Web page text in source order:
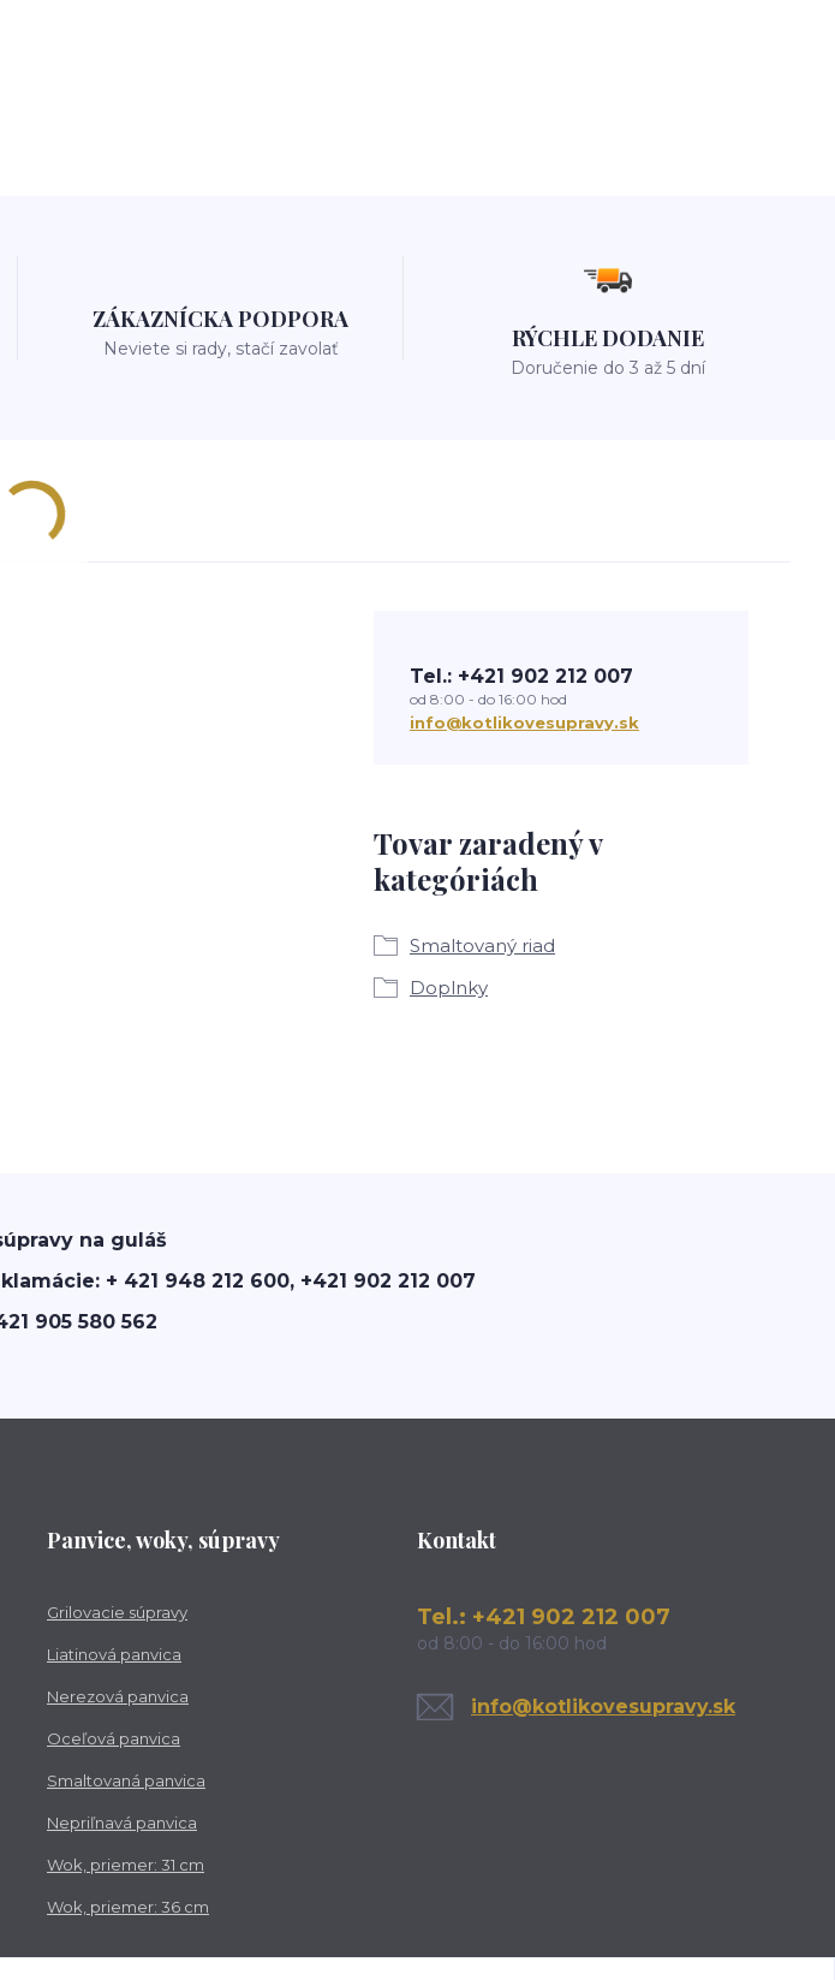
ZÁKAZNÍCKA PODPORA
Neviete si rady, stačí zavolať RÝCHLE DODANIE
Doručenie do 3 až 5 dní
Tovar zaradený v
kategóriách
Smaltovaný riad
Doplnky
Tel.: +421 902 212 007
od 8:00 - do 16:00 hod
info@kotlikovesupravy.sk
na guláš
+ 421 948 212 600, +421 902 212 007
905 580 562
Panvice, woky, súpravy
Grilovacie súpravy
Liatinová panvica
Nerezová panvica
Oceľová panvica
Smaltovaná panvica
Nepriľnavá panvica
Wok, priemer: 31 cm
Wok, priemer: 36 cm
Kontakt
Tel.: +421 902 212 007
od 8:00 - do 16:00 hod
info@kotlikovesupravy.sk